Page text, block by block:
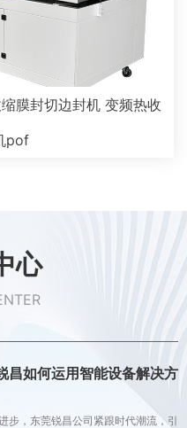
膜封切边封机 变频热收
pof
心
昌如何运用智能设备解决方
步，东莞锐昌公司紧跟时代潮流，引